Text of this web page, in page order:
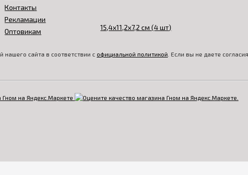
Контакты
Рекламации
Оптовикам
сайта в соответствии с официальной политикой . Если вы не даете